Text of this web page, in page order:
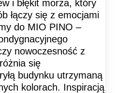
i błękit morza, który
łączy się z emocjami
do MIO PINO –
nowoczesność z
się
budynku utrzymaną
kolorach. Inspiracją